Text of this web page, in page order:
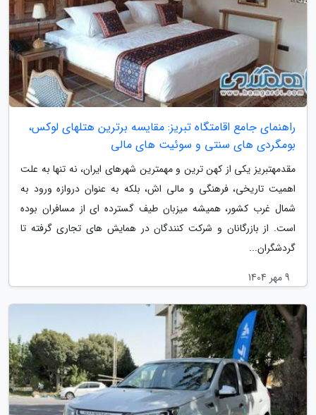
راهنمای جامع اقامتگاه تبریز: مقایسه برترین هتلهای لوکس،
بومگردی های سنتی و سوئیت های مالی
مقدمهتبریز یکی از کهن ترین و مهمترین شهرهای ایران، نه تنها به علت
اهمیت تاریخی، فرهنگی و مالی اش، بلکه به عنوان دروازه ورود به
شمال غرب کشور، همیشه میزبان طیف گسترده ای از مسافران بوده
است. از بازرگانان و شرکت کنندگان در همایش های تجاری گرفته تا
گردشگران...
9 مهر 1404